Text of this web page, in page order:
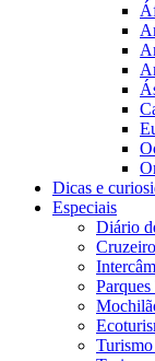
Dicas e
Especiais
Diário